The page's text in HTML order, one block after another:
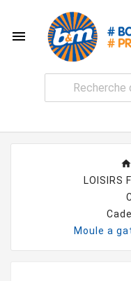

LOISIRS
Moule a